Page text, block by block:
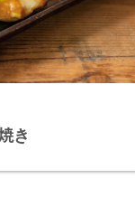
き